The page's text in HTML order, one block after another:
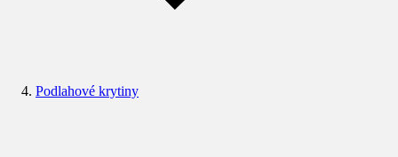
Podlahové krytiny